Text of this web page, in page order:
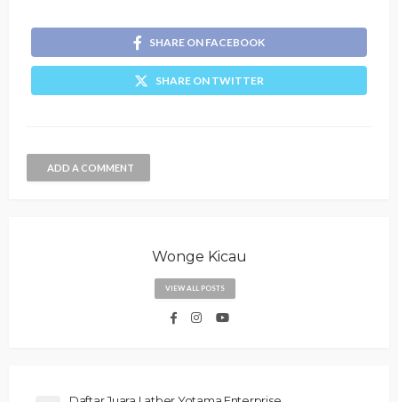
SHARE ON FACEBOOK
SHARE ON TWITTER
ADD A COMMENT
Wonge Kicau
VIEW ALL POSTS